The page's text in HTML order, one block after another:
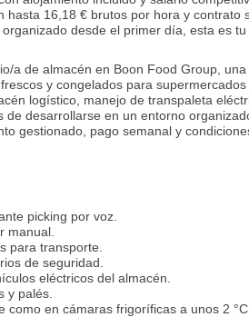
16,18 € brutos por hora y contrato
desde el primer día, esta es
a de almacén en Boon Food Group,
y congelados para
logístico, manejo de transpaleta
desarrollarse en un entorno
gestionado, pago semanal y
picking por voz.
manual.
para transporte.
de seguridad.
eléctricos del almacén.
y palés.
en cámaras frigoríficas a unos 2 °C.